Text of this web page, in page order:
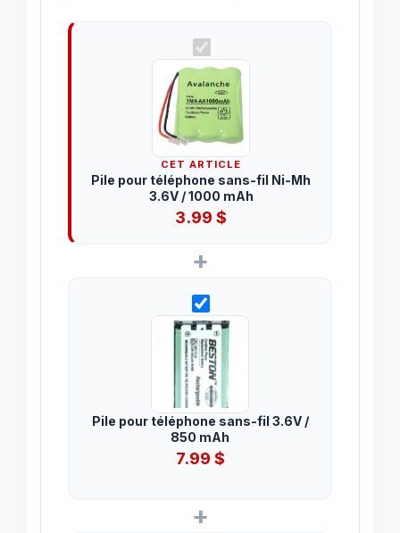
CET ARTICLE
Pile pour téléphone sans-fil Ni-Mh
3.6V / 1000 mAh
3.99$
+
Pile pour téléphone sans-fil 3.6V /
850 mAh
7.99 $
+